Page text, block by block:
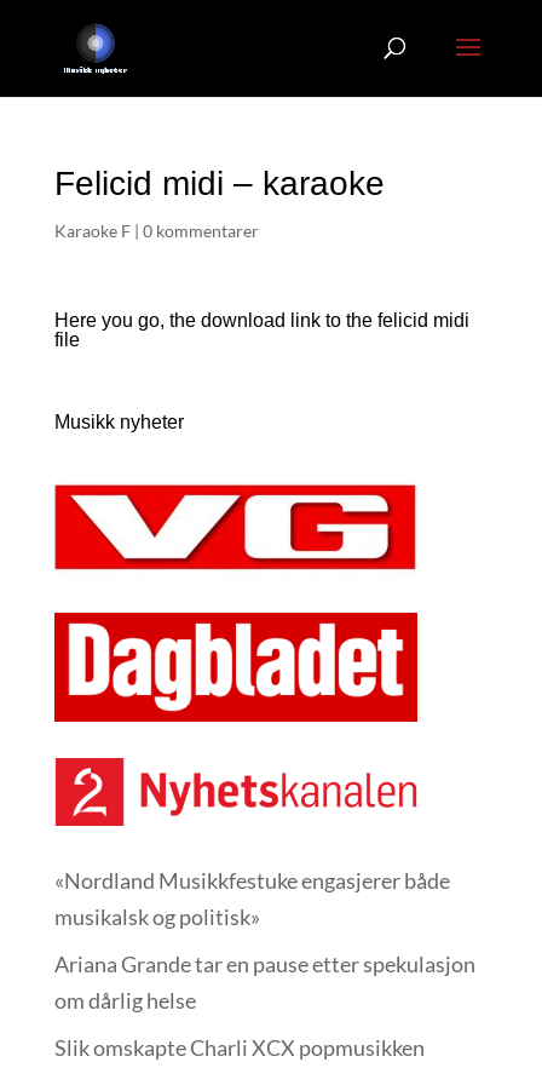
Felicid midi – karaoke
Karaoke F| 0 kommentarer
Here you go, the download link to the felicid midi
file
Musikk nyheter
«Nordland Musikkfest­uke engasjerer både
musikalsk og politisk»
Ariana Grande tar en pause etter spekulasjon
om dårlig helse
Slik omskapte Charli XCX popmusikken